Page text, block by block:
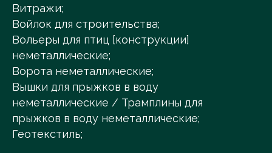
Витражи;
Войлок для строительства;
Вольеры для птиц [конструкции]
неметаллические;
Ворота неметаллические;
Вышки для прыжков в воду
неметаллические / Трамплины для
прыжков в воду неметаллические;
Геотекстиль;